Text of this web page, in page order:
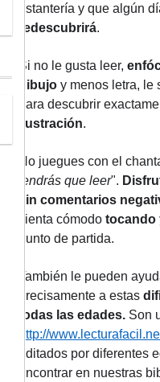
estantería y que algún
redescubrirá.
Si no le gusta leer,
dibujo y menos letra, le
para descubrir
ilustración.
No juegues con el
tendrás que leer".
sin comentarios
sienta cómodo tocando
punto de partida.
También le pueden
precisamente a estas
todas las edades. Son
http://
editados por diferentes
encontrar en nuestras